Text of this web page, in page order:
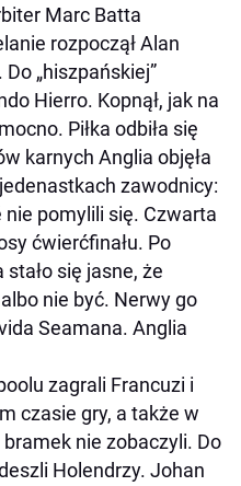
Marc Batta
rozpoczął Alan
„hiszpańskiej”
Hierro. Kopnął, jak na
Piłka odbiła się
karnych Anglia objęła
zawodnicy:
nie pomylili się. Czwarta
ćwierćfinału. Po
stało się jasne, że
nie być. Nerwy go
Seamana. Anglia
zagrali Francuzi i
czasie gry, a także w
nie zobaczyli. Do
Holendrzy. Johan